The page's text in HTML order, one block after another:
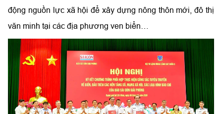
động nguồn lực xã hội để xây dựng nông thôn mới, đô thị
văn minh tại các địa phương ven biển…